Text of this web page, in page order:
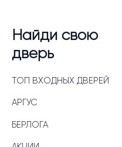
Найди свою
дверь
ТОП ВХОДНЫХ ДВЕРЕЙ
АРГУС
БЕРЛОГА